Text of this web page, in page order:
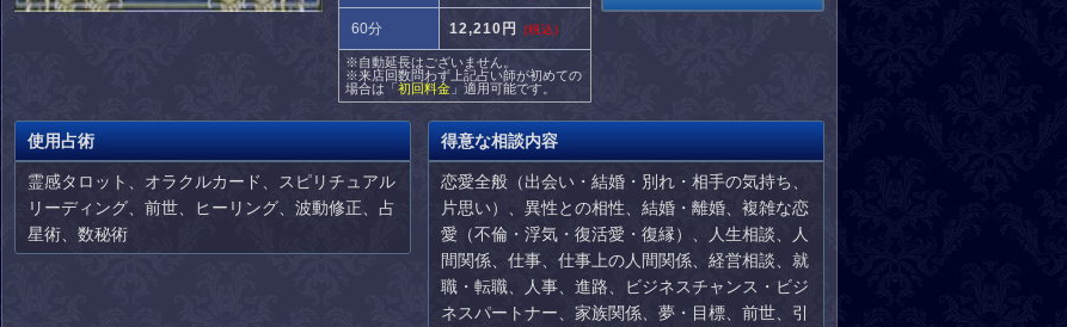
60分 12,210円 (税込)
※自動延長はございません。
※来店回数問わず上記占い師が初めての
場合は「初回料金 」適用可能です。
使用占術
霊感タロット、オラクルカード、スピリチュアル
リーディング、前世、ヒーリング、波動修正、占
星術、数秘術
得意な相談内容
恋愛全般（出会い・結婚・別れ・相手の気持ち、
片思い）、異性との相性、結婚・離婚、複雑な恋
愛（不倫・浮気・復活愛・復縁）、人生相談、人
間関係、仕事、仕事上の人間関係、経営相談、就
職・転職、人事、進路、ビジネスチャンス・ビジ
ネスパートナー、家族関係、夢・目標、前世、引